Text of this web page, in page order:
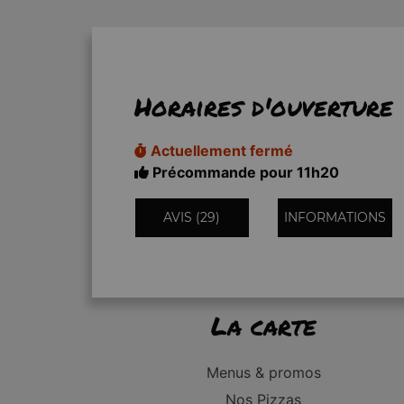
Horaires d'ouverture
Actuellement fermé
Précommande pour 11h20
AVIS (29) INFORMATIONS
La carte
Menus & promos
Nos Pizzas